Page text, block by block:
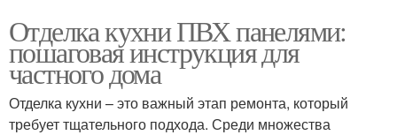
Отделка кухни ПВХ панелями:
пошаговая инструкция для
частного дома
Отделка кухни – это важный этап ремонта, который
требует тщательного подхода. Среди множества